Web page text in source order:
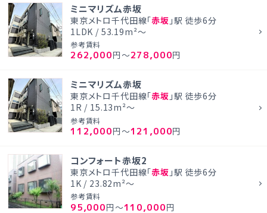
ミニマリズム赤坂
東京メトロ千代田線「赤坂 」駅 徒歩6分
1LDK / 53.19m²～
参考賃料
262,000円～278,000円
ミニマリズム赤坂
東京メトロ千代田線「赤坂 」駅 徒歩6分
1R / 15.13m²～
参考賃料
112,000円～121,000円
コンフォート赤坂2
東京メトロ千代田線「赤坂 」駅 徒歩6分
1K / 23.82m²～
参考賃料
95,000円～110,000円